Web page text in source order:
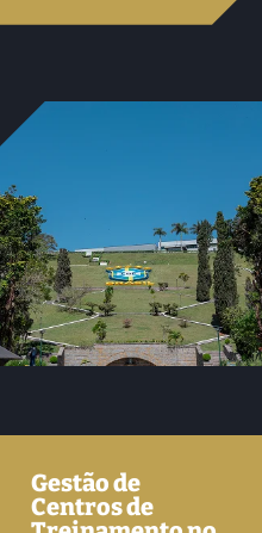
Gestão de
Centros de